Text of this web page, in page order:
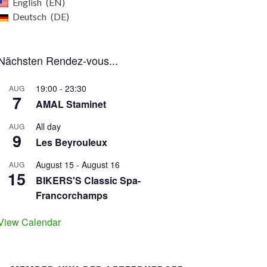
Deutsch
DE
Rendez-vous...
AUG
7
19:00 - 23:30
AMAL Staminet
AUG
9
All day
Les Beyrouleux
AUG
15
August 15 - August 16
BIKERS'S Classic Spa-
Francorchamps
Calendar